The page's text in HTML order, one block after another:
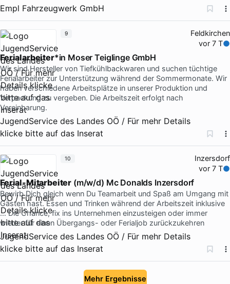
Empl Fahrzeugwerk GmbH
Feldkirchen
vor 7 T
Ferialarbeiter*in Moser Teiglinge GmbH
Wir sind Hersteller von Tiefkühlbackwaren und suchen tüchtige
Ferialarbeiter zur Unterstützung während der Sommermonate. Wir
haben verschiedene Arbeitsplätze in unserer Produktion und
Verpackung zu vergeben. Die Arbeitszeit erfolgt nach
Vereinbarung.
JugendService des Landes OÖ / Für mehr Details
klicke bitte auf das Inserat
9
Inzersdorf
vor 7 T
Ferial-Mitarbeiter (m/w/d) Mc Donalds Inzersdorf
Bewirb Dich gleich wenn Du Teamarbeit und Spaß am Umgang mit
Gästen hast. Essen und Trinken während der Arbeitszeit inklusive
… Die Chance, fix ins Unternehmen einzusteigen oder immer
wieder für einen Übergangs- oder Ferialjob zurückzukehren
JugendService des Landes OÖ / Für mehr Details
klicke bitte auf das Inserat
10
Mehr Ergebnisse